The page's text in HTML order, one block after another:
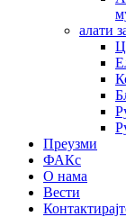
алати
Преузми
ФАКс
О нама
Вести